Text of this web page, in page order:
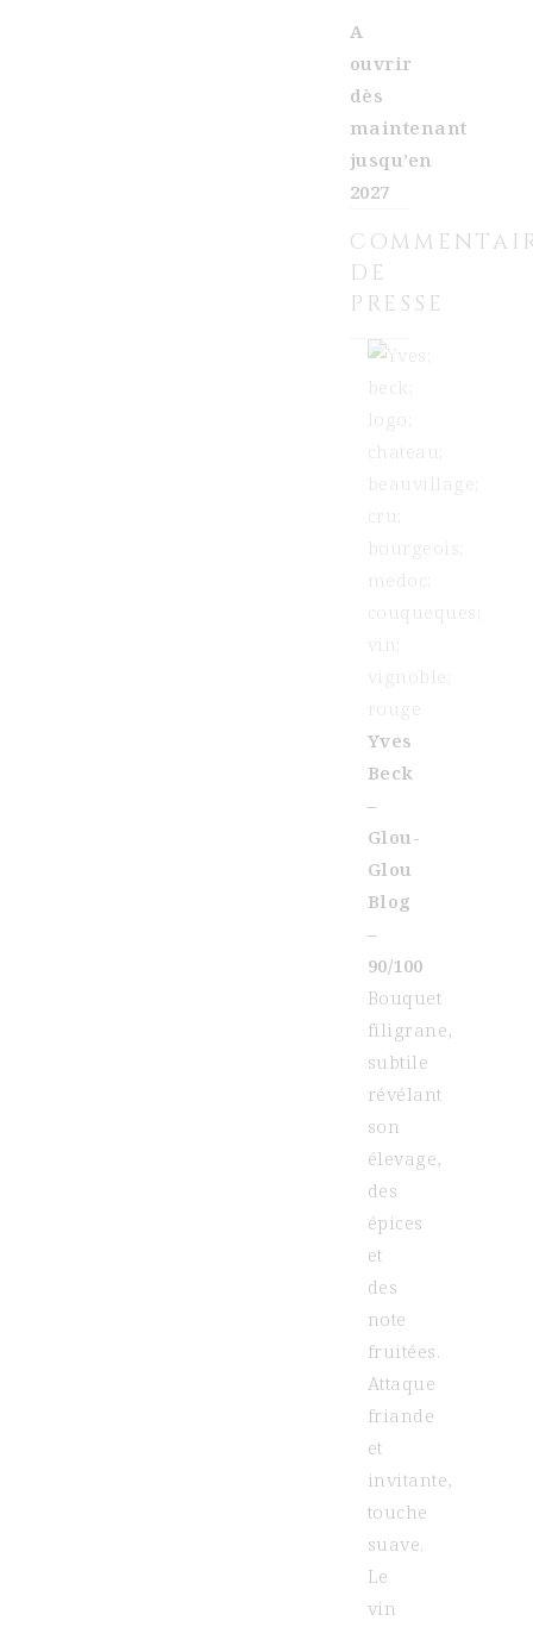
A
ouvrir
dès
maintenant
jusqu’en
2027
DE
PRESSE
Yves
Beck
–
Glou-
Glou
Blog
–
90/100
Bouquet
filigrane,
subtile
révélant
son
élevage,
des
épices
et
des
note
fruitées.
Attaque
friande
et
invitante,
touche
suave.
Le
vin